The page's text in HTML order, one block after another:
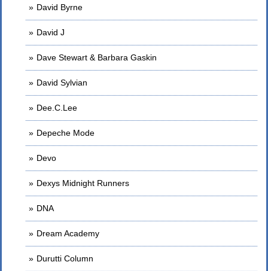
David Byrne
David J
Dave Stewart & Barbara Gaskin
David Sylvian
Dee.C.Lee
Depeche Mode
Devo
Dexys Midnight Runners
DNA
Dream Academy
Durutti Column